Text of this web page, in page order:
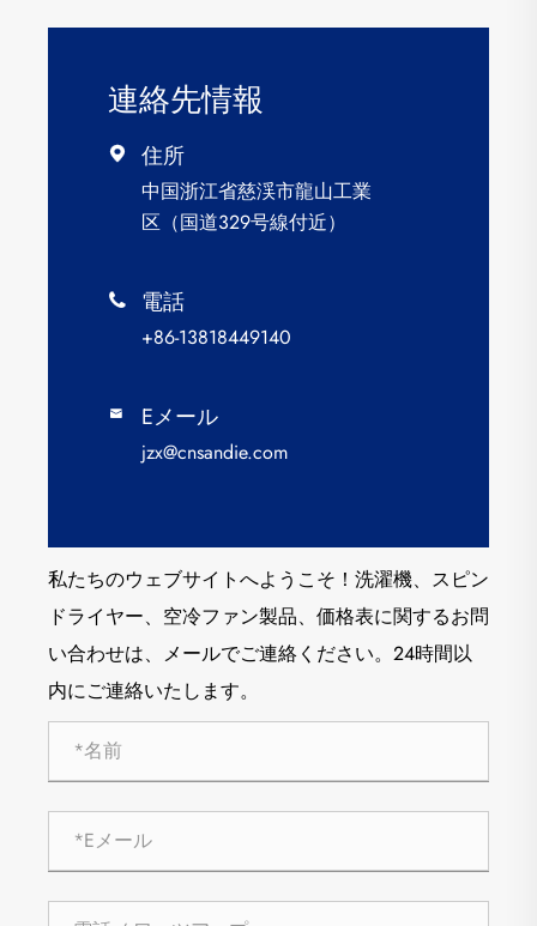
連絡先情報
 住所
中国浙江省慈渓市龍山工業
区（国道329号線付近）
 電話
+86-13818449140
 Eメール
jzx@cnsandie.com
私たちのウェブサイトへようこそ！洗濯機、スピン
ドライヤー、空冷ファン製品、価格表に関するお問
い合わせは、メールでご連絡ください。24時間以
内にご連絡いたします。